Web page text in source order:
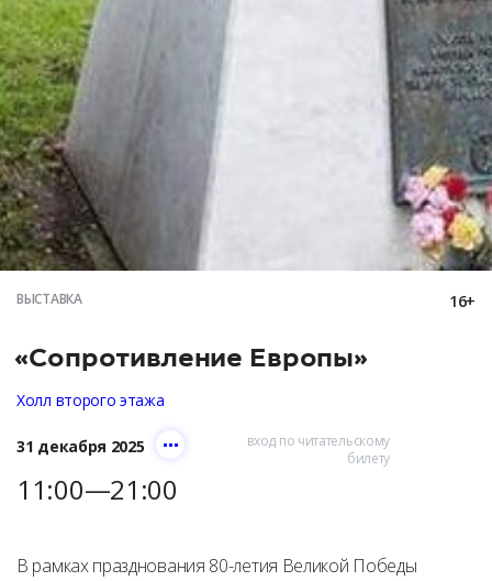
ВЫСТАВКА 16+
«Сопротивление Европы»
Холл второго этажа
31 декабря 2025
11:00—21:00
вход по читательскому
билету
В рамках празднования 80-летия Великой Победы